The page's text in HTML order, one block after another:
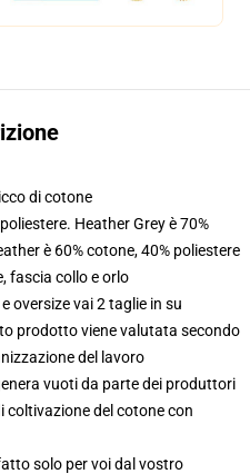
di cotone
Heather Grey è 70%
è 60% cotone, 40% poliestere
fascia collo e orlo
oversize vai 2 taglie in su
prodotto viene valutata secondo
del lavoro
vuoti da parte dei produttori
coltivazione del cotone con
solo per voi dal vostro